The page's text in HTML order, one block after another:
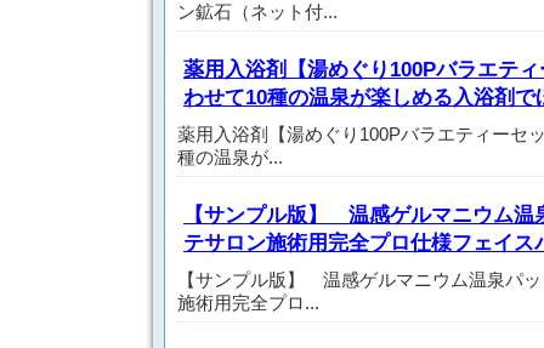
ン鉱石（ネット付...
薬用入浴剤【湯めぐり100Pバラエテ
わせて10種の温泉が楽しめる入浴剤で
薬用入浴剤【湯めぐり100Pバラエティーセ
種の温泉が...
【サンプル版】 温感ゲルマニウム
テサロン施術用完全プロ仕様フェイス
【サンプル版】 温感ゲルマニウム温泉パ
施術用完全プロ...